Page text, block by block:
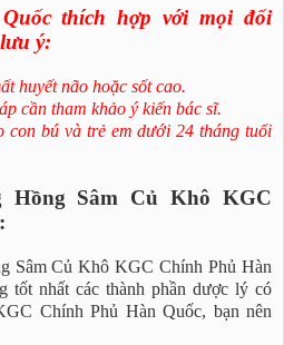
thích hợp với mọi đối
ý:
huyết não hoặc sốt cao.
cần tham khảo ý kiến bác sĩ.
con bú và trẻ em dưới 24 tháng tuổi
Hồng Sâm Củ Khô KGC
Sâm Củ Khô KGC Chính Phủ Hàn
tốt nhất các thành phần dược lý có
Chính Phủ Hàn Quốc, bạn nên